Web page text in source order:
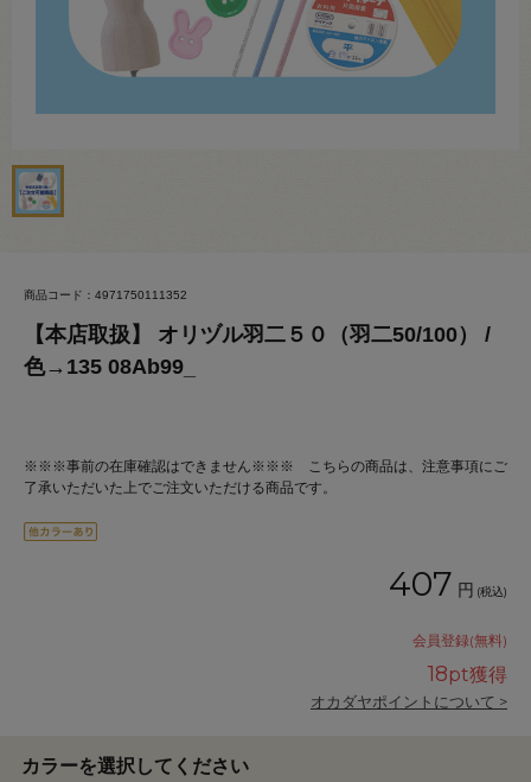
商品コード：4971750111352
【本店取扱】 オリヅル羽二５０（羽二50/100） /
色→135 08Ab99_
※※※事前の在庫確認はできません※※※ こちらの商品は、注意事項にご
了承いただいた上でご注文いただける商品です。
407 円 (税込)
会員登録(無料)
18pt獲得
オカダヤポイントについて >
カラーを選択してください